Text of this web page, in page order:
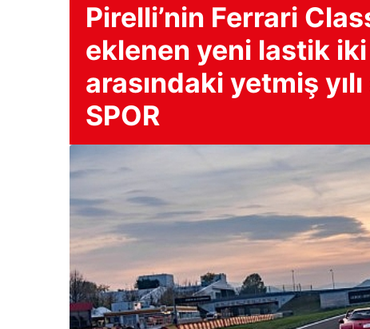
Pirelli’nin Ferrari
eklenen yeni lastik
arasındaki yetmiş
SPOR